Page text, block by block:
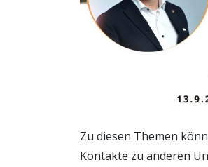
Zu diesen Themen
Kontakte zu anderen